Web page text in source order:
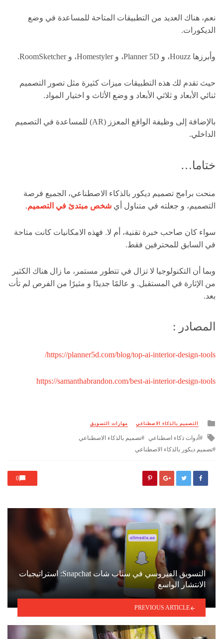
نعم، هناك العديد من التطبيقات المتاحة للمساعدة في وضع
الديكورات.
وأبرزها Houzz، و Planner 5D، و Homestyler، و RoomSketcher.
حيث تقدم لك هذه التطبيقات ميزات كثيرة مثل تصور التصميم
ثنائي الأبعاد و ثلاثي الأبعاد و وضع الأثاث و اختيار المواد.
بالإضافة إلى وظيفة الواقع المعزز (AR) للمساعدة في التصميم
الداخلي.
ختاما…
منحت برامج تصميم ديكور بالذكاء الاصطناعي، الجميع فرصة
التصميم، و جعلته في متناول أي شخص مبتدئ في التصميم.
سواء كان صاحب خبرة تقنية، أم لا. فهذه الامكانيات كانت متاحة
في السابق للمحترفين فقط.
وبما أن التكنولوجيا لا تزال في تتطور مستمر، ما زال هناك الكثير
من الإثارة في المستقبل. و عالمًا جديدًا و مثيرًا من الفرص لم تأت
بعد.
المصادر :
https://planner5d.com/blog/top-ai-interior-design-tools/
https://samanthabrandon.com/best-ai-interior-design-tools
Posted
التصميم بالذكاء الاصطناعي مهارات التسويق
Tagged
أدوات ذكاء اصطناعي
تصميم بالذكاء الاصطناعي
تصميم ديكور بالذكاء الاصطناعي
0
التسويق الفيروسي في سناب شات Snapchat: استراتيجيات
الانتشار الواسع
PREVIOUS ARTICLE